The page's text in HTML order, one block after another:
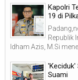
Kapolri
19 di
Republik
Idham Azis, M.Si
'Keciduk'
Suami